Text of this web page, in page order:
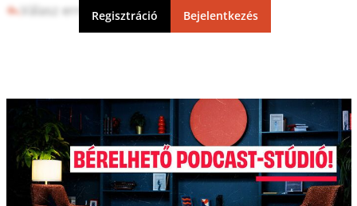
Válasz erre 3 0
Regisztráció Bejelentkezés